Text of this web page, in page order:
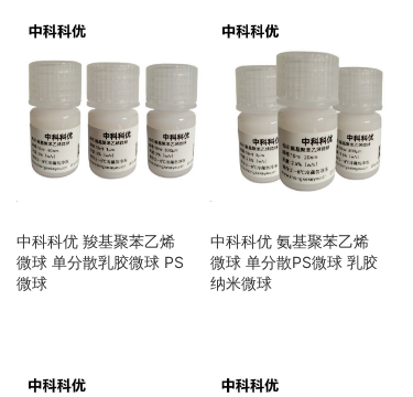
中科科优 羧基聚苯乙烯
微球 单分散乳胶微球 PS
微球
中科科优 氨基聚苯乙烯
微球 单分散PS微球 乳胶
纳米微球